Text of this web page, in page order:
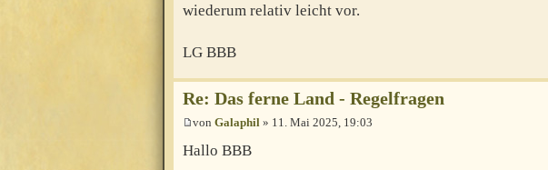
wiederum relativ leicht vor.
LG BBB
Re: Das ferne Land - Regelfragen
von Galaphil » 11. Mai 2025, 19:03
Hallo BBB